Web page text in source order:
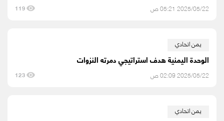
2025/05/22 05:21 ص 119
يمن اتحادي
الوحدة اليمنية هدف استراتيجي دمرته النزوات
2025/05/22 02:09 ص 123
يمن اتحادي